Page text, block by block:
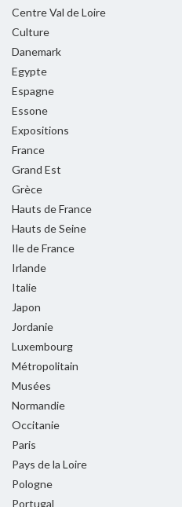
Centre Val de Loire
Culture
Danemark
Egypte
Espagne
Essone
Expositions
France
Grand Est
Grèce
Hauts de France
Hauts de Seine
Ile de France
Irlande
Italie
Japon
Jordanie
Luxembourg
Métropolitain
Musées
Normandie
Occitanie
Paris
Pays de la Loire
Pologne
Portugal